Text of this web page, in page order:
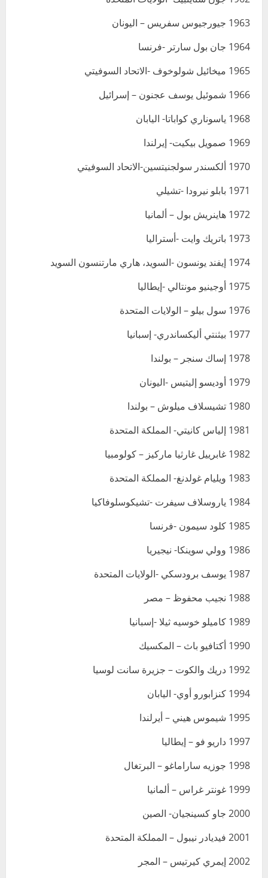
1963 جيورجيوس سفريس – اليونان
1964 جان بول سارتر -فرنسا
1965 ميخائيل شولوخوف -الاتحاد السوفيتي
1966 شموئيل يوسف عجنون – إسرائيل
1968 ياسوناري كواباتا- اليابان
1969 صمويل بيكيت- إيرلندا
1970 ألكسندر سولجنيتسين-الاتحاد السوفيتي
1971 بابلو نيرودا -تشيلي
1972 هاينريش بول – ألمانيا
1973 باتريك وايت -أستراليا
1974 إيفند يونسون -السويد، هاري مارتنسون السويد
1975 أوجينيو مونتالي -إيطاليا
1976 سول بيلو – الولايات المتحدة
1977 بيثنتي أليكساندري- إسبانيا
1978 إساك سنجر – بولندا
1979 أوديسو إليتيس -اليونان
1980 تشيسلاف ميلوش – بولندا
1981 إلياس كانيتي- المملكة المتحدة
1982 غابرييل غارثيا ماركيز – كولومبيا
1983 ويليام غولدنغ- المملكة المتحدة
1984 ياروسلاف سيفرت -تشيكوسلوفاكيا
1985 كلود سيمون -فرنسا
1986 وولي سوينكا- نيجيريا
1987 يوسف برودسكي -الولايات المتحدة
1988 نجيب محفوظ – مصر
1989 كاميلو خوسيه ثيلا -إسبانيا
1990 أكتافيو باث – المكسيك
1992 دريك والكوت – جزيرة سانت لوسيا
1994 كنزابورو أوي- اليابان
1995 شيموس هيني – أيرلندا
1997 داريو فو – إيطاليا
1998 جوزيه ساراماغو – البرتغال
1999 غونتر غراس – ألمانيا
2000 جاو كسينجيان- الصين
2001 فيديادر نيبول – المملكة المتحدة
2002 إيمري كيرتيس – المجر